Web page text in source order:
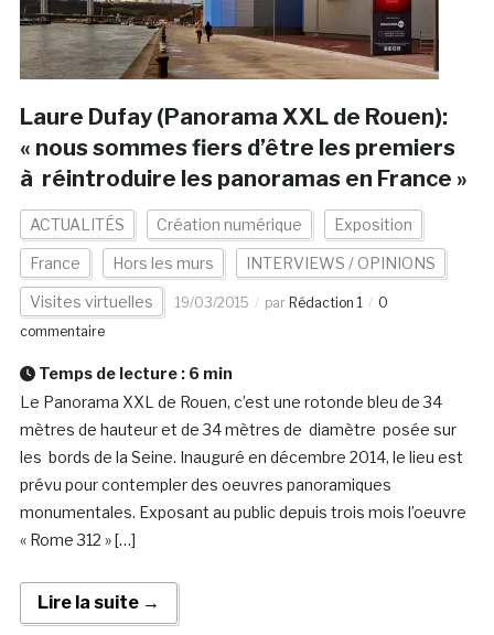
Laure Dufay (Panorama XXL de Rouen):
« nous sommes fiers d’être les premiers
à réintroduire les panoramas en France »
ACTUALITÉS Création numérique Exposition
France Hors les murs INTERVIEWS / OPINIONS
Visites virtuelles 19/03/2015 par Rédaction 1
0
commentaire
Temps de lecture : 6 min
Le Panorama XXL de Rouen, c’est une rotonde bleu de 34
mètres de hauteur et de 34 mètres de diamètre posée sur
les bords de la Seine. Inauguré en décembre 2014, le lieu est
prévu pour contempler des oeuvres panoramiques
monumentales. Exposant au public depuis trois mois l’oeuvre
« Rome 312 » […]
Lire la suite →